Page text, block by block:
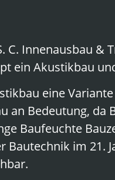
C. Innenausbau
ein Akustikbau
eine
an Bedeutung,
Baufeuchte
Bautechnik im